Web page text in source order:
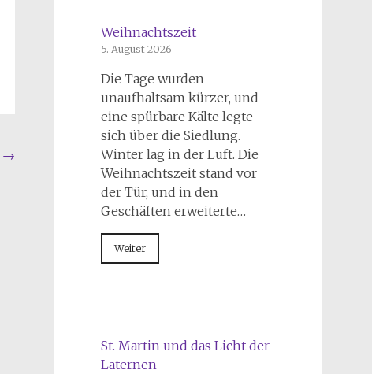
→
Weihnachtszeit
5. August 2026
Die Tage wurden
unaufhaltsam kürzer, und
eine spürbare Kälte legte
sich über die Siedlung.
Winter lag in der Luft. Die
Weihnachtszeit stand vor
der Tür, und in den
Geschäften erweiterte…
Weiter
St. Martin und das Licht der
Laternen